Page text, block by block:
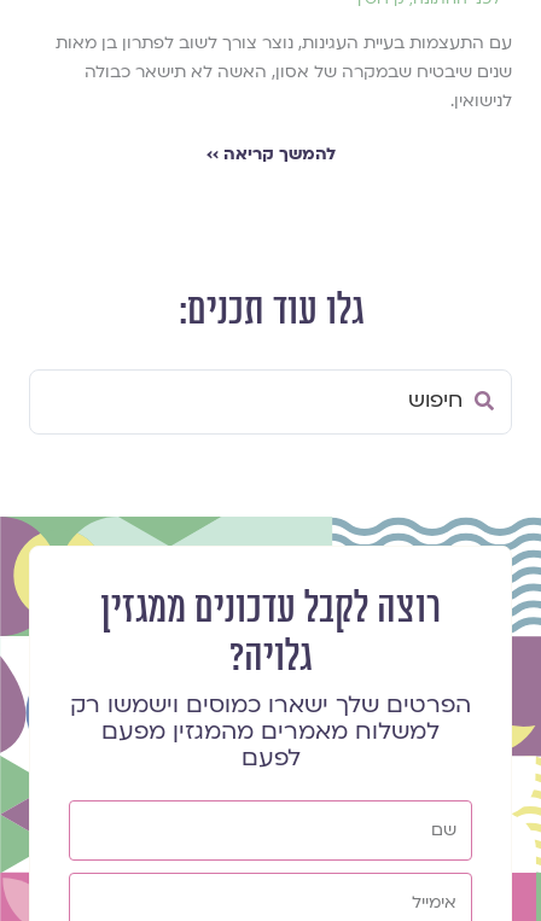
עם התעצמות בעיית העגינות, נוצר צורך לשוב לפתרון בן מאות
שנים שיבטיח שבמקרה של אסון, האשה לא תישאר כבולה
לנישואין.
להמשך קריאה ››
גלו עוד תכנים:
Search
רוצה לקבל עדכונים ממגזין
גלויה?
הפרטים שלך ישארו כמוסים וישמשו רק
למשלוח מאמרים מהמגזין מפעם
לפעם